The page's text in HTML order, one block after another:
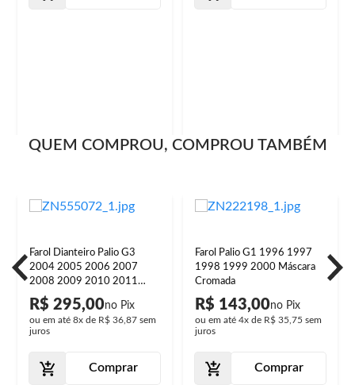
QUEM COMPROU, COMPROU TAMBÉM
Farol Dianteiro Palio G3
2004 2005 2006 2007
2008 2009 2010 2011
2012 2013 2014 2015
2016 Máscara Negra Foco
Duplo Lente Lisa Acrilíco
R$ 295,00
ou em até 8x de R$ 36,87 sem
juros
Comprar
Farol Palio G1 1996 1997
1998 1999 2000 Máscara
Cromada
R$ 143,00
ou em até 4x de R$ 35,75 sem
juros
Comprar